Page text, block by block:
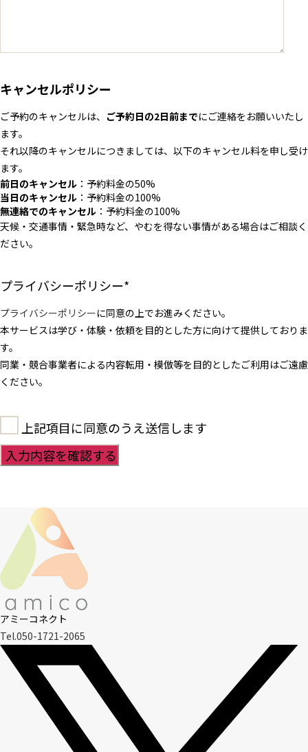
キャンセルポリシー
ご予約のキャンセルは、 ご予約日の2日前までにご連絡をお願いいたし
ます。
それ以降のキャンセルにつきましては、以下のキャンセル料を申し受け
ます。
前日のキャンセル ：予約料金の50%
当日のキャンセル ：予約料金の100%
無連絡でのキャンセル ：予約料金の100%
天候・交通事情・緊急時など、やむを得ない事情がある場合はご相談く
ださい。
プライバシーポリシー*
プライバシーポリシーに同意の上でお進みください。
本サービスは学び・体験・依頼を目的とした方に向けて提供しておりま
す。
同業・競合事業者による内容転用・模倣等を目的としたご利用はご遠慮
ください。
上記項目に同意のうえ送信します
アミーコネクト
Tel.050-1721-2065